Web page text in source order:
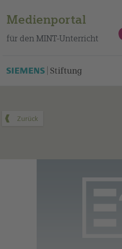
Medienportal
für den MINT-Unterricht
Über das Portal
Dieses Medium finden Sie auf